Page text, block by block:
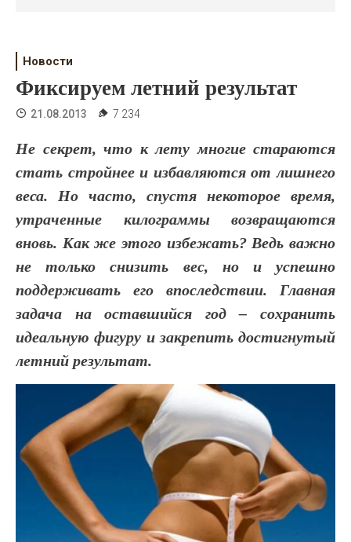
Дом
Хобби
Недвижимость
Новости
Фиксируем летний результат
21.08.2013 7 234
Не секрет, что к лету многие стараются
стать стройнее и избавляются от лишнего
веса. Но часто, спустя некоторое время,
утраченные килограммы возвращаются
вновь. Как же этого избежать? Ведь важно
не только снизить вес, но и успешно
поддерживать его впоследствии. Главная
задача на оставшийся год – сохранить
идеальную фигуру и закрепить достигнутый
летний результат.